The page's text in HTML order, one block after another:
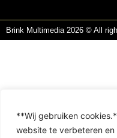
**Wij gebruiken
website te verbeteren
Brink Multimedia 2026 © All